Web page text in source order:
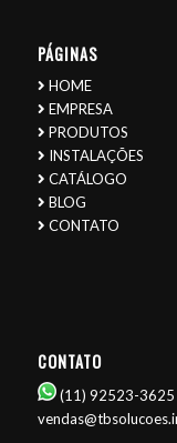
PÁGINAS
HOME
EMPRESA
PRODUTOS
INSTALAÇÕES
CATÁLOGO
BLOG
CONTATO
CONTATO
(11) 92523-3625